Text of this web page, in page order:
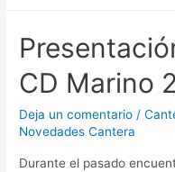
CD Marino
Deja un comentario /
Novedades Cantera
Durante el pasado